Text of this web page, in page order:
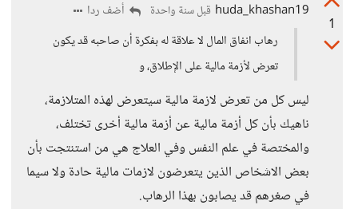
1
huda_khashan19 قبل سنة واحدة
أضف ردا
رهاب انفاق المال لا علاقة له بفكرة أن صاحبه قد يكون
تعرض لأزمة مالية على الإطلاق، و
ليس كل من تعرض لازمة مالية سيتعرض لهذه المتلازمة،
ناهيك بأن كل أزمة مالية عن أزمة مالية أخرى تختلف،
والمختصة في علم النفس وفي العلاج هي من استنتجت بأن
بعض الاشخاص الذين يتعرضون لازمات مالية حادة ولا سيما
في صغرهم قد يصابون بهذا الرهاب.